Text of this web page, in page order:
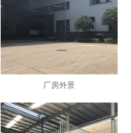
厂房外景